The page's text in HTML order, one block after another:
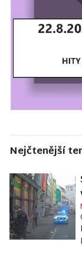
Nejčtenější